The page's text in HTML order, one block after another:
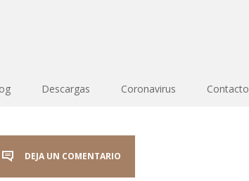
Descargas Coronavirus Contacto
DEJA UN COMENTARIO